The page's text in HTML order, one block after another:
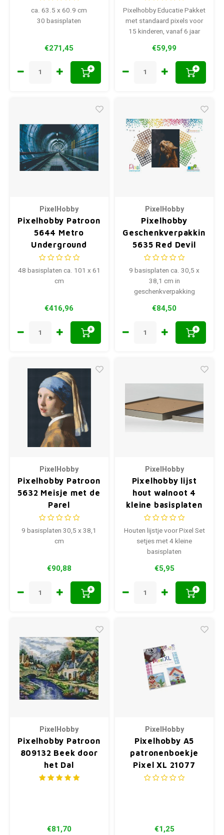
ca. 63.5 x 60.9 cm
30 basisplaten
€271,45
+
Pixelhobby Educatie Pakket
met standaard pixels voor
15 kinderen, vanaf 6 jaar
€59,99
+
PixelHobby
Pixelhobby Patroon
5644 Metro
Underground
48 basisplaten ca. 101 x 61
cm
€416,96
+
PixelHobby
Pixelhobby
Geschenkverpakking
5635 Red Devil
9 basisplaten ca. 30,5 x
38,1 cm in
geschenkverpakking
€84,50
+
PixelHobby
Pixelhobby Patroon
5632 Meisje met de
Parel
9 basisplaten 30,5 x 38,1
cm
€90,88
+
PixelHobby
Pixelhobby lijst
hout walnoot 4
kleine basisplaten
Houten lijstje voor Pixel Set
setjes met 4 kleine
basisplaten
€5,95
+
PixelHobby
Pixelhobby Patroon
809132 Beek door
het Dal
€81,70
PixelHobby
Pixelhobby A5
patronenboekje
Pixel XL 21077
€1,25